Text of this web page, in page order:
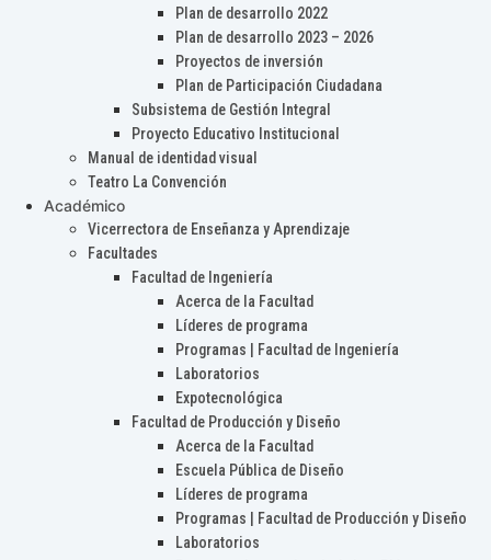
Plan de desarrollo 2022
Plan de desarrollo 2023 – 2026
Proyectos de inversión
Plan de Participación Ciudadana
Subsistema de Gestión Integral
Proyecto Educativo Institucional
Manual de identidad visual
Teatro La Convención
Académico
Vicerrectora de Enseñanza y Aprendizaje
Facultades
Facultad de Ingeniería
Acerca de la Facultad
Líderes de programa
Programas | Facultad de Ingeniería
Laboratorios
Expotecnológica
Facultad de Producción y Diseño
Acerca de la Facultad
Escuela Pública de Diseño
Líderes de programa
Programas | Facultad de Producción y Diseño
Laboratorios